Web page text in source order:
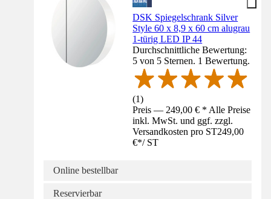
DSK Spiegelschrank Silver
Style 60 x 8,9 x 60 cm alugrau
1-türig LED IP 44
Durchschnittliche Bewertung:
5 von 5 Sternen. 1 Bewertung.
(1)
Preis — 249,00 € * Alle Preise
inkl. MwSt. und ggf. zzgl.
Versandkosten pro ST249,00
€*/ ST
Online bestellbar
Reservierbar